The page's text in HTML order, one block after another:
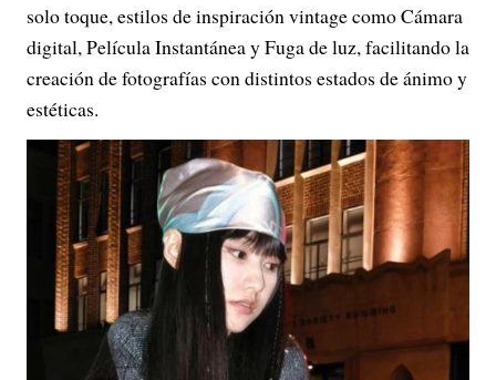
solo toque, estilos de inspiración vintage como Cámara
digital, Película Instantánea y Fuga de luz, facilitando la
creación de fotografías con distintos estados de ánimo y
estéticas.